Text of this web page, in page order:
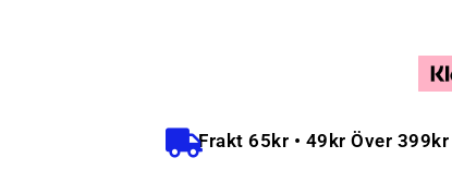
Frakt 65kr • 49kr Över 399kr